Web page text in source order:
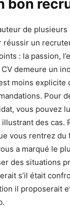
bon
de
réussir un
: la passion,
demeure un
moins explicite
Pour
vous pouvez
des cas.
vous rentrez du
a marqué le
des situations
s’il était
il proposerait